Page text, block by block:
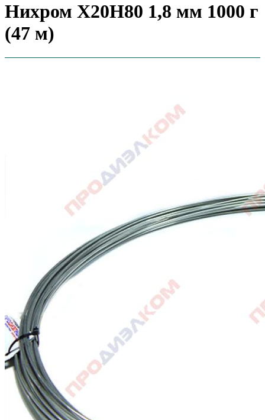
Нихром Х20Н80 1,8 мм 1000 г
(47 м)